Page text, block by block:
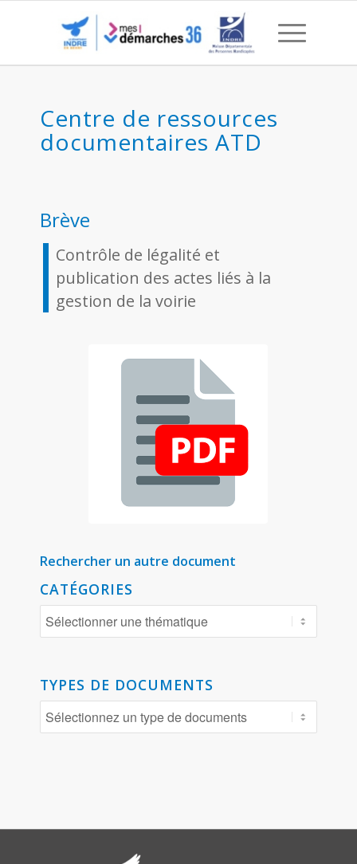
2025-11 Contrôle de
Centre de ressources
documentaires ATD
Brève
Contrôle de légalité et
publication des actes liés à la
gestion de la voirie
Rechercher un autre document
CATÉGORIES
TYPES DE DOCUMENTS